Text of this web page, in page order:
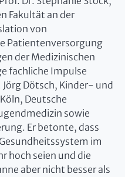
Fakultät an der
von
Patientenversorgung
der Medizinischen
fachliche Impulse
Dötsch, Kinder- und
Deutsche
sowie
Er betonte, dass
im
hoch seien und die
aber nicht besser als